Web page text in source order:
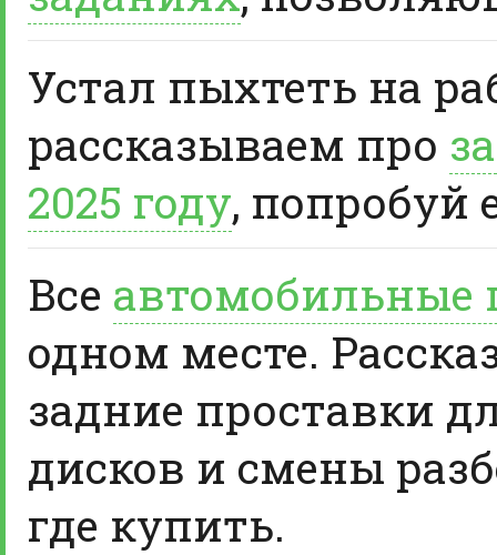
Устал пыхтеть на
рассказываем про
2025 году, попробуй
Все автомобильные
одном месте.
задние проставки
дисков и смены
где купить.